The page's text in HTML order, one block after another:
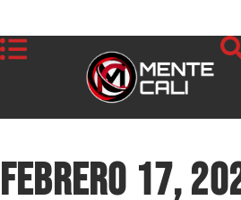
febrero 17,